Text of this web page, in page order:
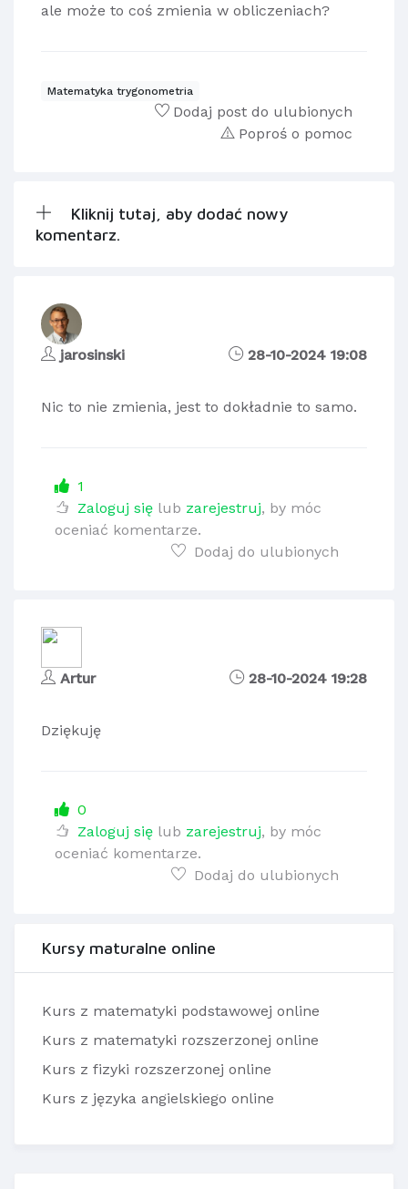
ale może to coś zmienia w obliczeniach?
Matematyka trygonometria
Dodaj post do ulubionych
Poproś o pomoc
Kliknij tutaj, aby dodać nowy
komentarz.
jarosinski 28-10-2024 19:08
Nic to nie zmienia, jest to dokładnie to samo.
1
Zaloguj się lub zarejestruj, by móc
oceniać komentarze.
Dodaj do ulubionych
Artur 28-10-2024 19:28
Dziękuję
0
Zaloguj się lub zarejestruj, by móc
oceniać komentarze.
Dodaj do ulubionych
Kursy maturalne online
Kurs z matematyki podstawowej online
Kurs z matematyki rozszerzonej online
Kurs z fizyki rozszerzonej online
Kurs z języka angielskiego online